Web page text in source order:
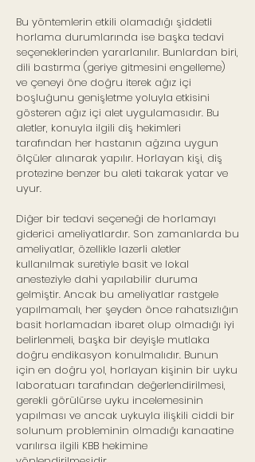
Bu yöntemlerin etkili olamadığı şiddetli
horlama durumlarında ise başka tedavi
seçeneklerinden yararlanılır. Bunlardan biri,
dili bastırma (geriye gitmesini engelleme)
ve çeneyi öne doğru iterek ağız içi
boşluğunu genişletme yoluyla etkisini
gösteren ağız içi alet uygulamasıdır. Bu
aletler, konuyla ilgili diş hekimleri
tarafından her hastanın ağzına uygun
ölçüler alınarak yapılır. Horlayan kişi, diş
protezine benzer bu aleti takarak yatar ve
uyur.
Diğer bir tedavi seçeneği de horlamayı
giderici ameliyatlardır. Son zamanlarda bu
ameliyatlar, özellikle lazerli aletler
kullanılmak suretiyle basit ve lokal
anesteziyle dahi yapılabilir duruma
gelmiştir. Ancak bu ameliyatlar rastgele
yapılmamalı, her şeyden önce rahatsızlığın
basit horlamadan ibaret olup olmadığı iyi
belirlenmeli, başka bir deyişle mutlaka
doğru endikasyon konulmalıdır. Bunun
için en doğru yol, horlayan kişinin bir uyku
laboratuarı tarafından değerlendirilmesi,
gerekli görülürse uyku incelemesinin
yapılması ve ancak uykuyla ilişkili ciddi bir
solunum probleminin olmadığı kanaatine
varılırsa ilgili KBB hekimine